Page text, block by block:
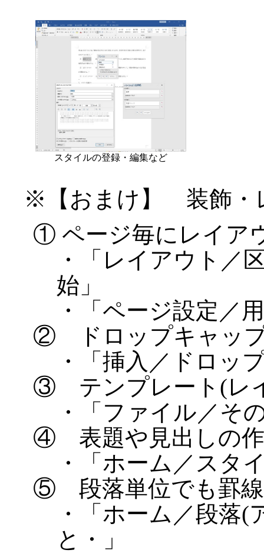
スタイルの登録・編集など
※【おまけ】 装飾・
① ページ毎にレイア
・「レイアウト／
始」
・「ページ設定／
② ドロップキャップ
・「挿入／ドロッ
③ テンプレート(レ
・「ファイル／そ
④ 表題や見出しの作
・「ホーム／スタ
⑤ 段落単位でも罫線
・「ホーム／段落
と・」